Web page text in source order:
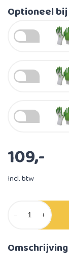
Optioneel
109,-
Incl. btw
− +
Omschrijving